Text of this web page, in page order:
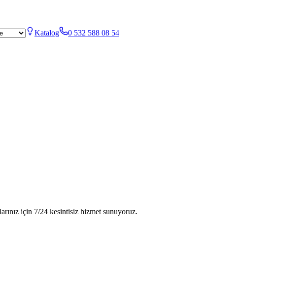
Katalog 0 532 588 08 54
için 7/24 kesintisiz hizmet sunuyoruz.